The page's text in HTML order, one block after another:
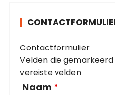
r
e
ë
n
Contactformulier
Velden die
vereiste velden
Naam *